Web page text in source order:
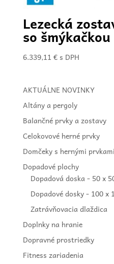
Lezecká
so šmýkačkou
6.339,11 € s DPH
AKTUÁLNE NOVINKY
Altány a pergoly
Balančné prvky a zostavy
Celokovové herné prvky
Domčeky s hernými prvkami
Dopadové plochy
Dopadová doska - 50 x
Dopadové dosky - 100 x
Zatrávňovacia dlaždica
Doplnky na hranie
Dopravné prostriedky
Fitness zariadenia